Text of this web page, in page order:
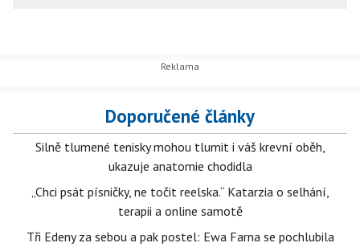
Doporučené články
Silně tlumené tenisky mohou tlumit i váš krevní oběh,
ukazuje anatomie chodidla
„Chci psát písničky, ne točit reelska.“ Katarzia o selhání,
terapii a online samotě
Tři Edeny za sebou a pak postel: Ewa Farna se pochlubila